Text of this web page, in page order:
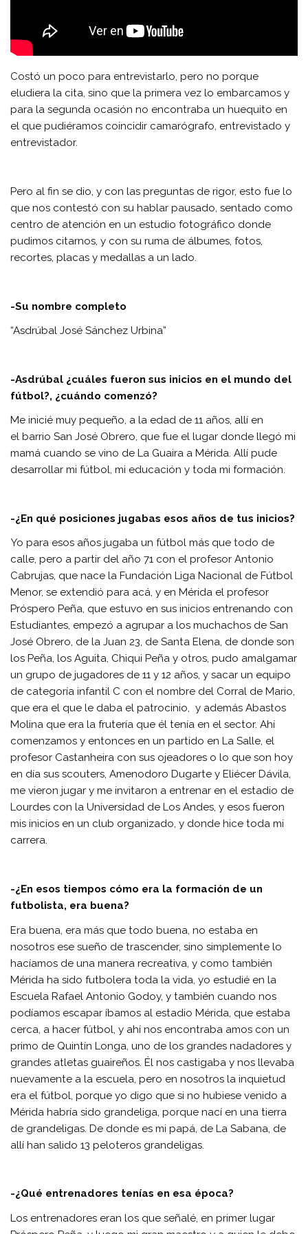
Costó un poco para entrevistarlo, pero no porque
eludiera la cita, sino que la primera vez lo embarcamos y
para la segunda ocasión no encontraba un huequito en
el que pudiéramos coincidir camarógrafo, entrevistado y
entrevistador.
Pero al fin se dio, y con las preguntas de rigor, esto fue lo
que nos contestó con su hablar pausado, sentado como
centro de atención en un estudio fotográfico donde
pudimos citarnos, y con su ruma de álbumes, fotos,
recortes, placas y medallas a un lado.
-Su nombre completo
“Asdrúbal José Sánchez Urbina”
-Asdrúbal ¿cuáles fueron sus inicios en el mundo del
fútbol?, ¿cuándo comenzó?
Me inicié muy pequeño, a la edad de 11 años, allí en
el barrio San José Obrero, que fue el lugar donde llegó mi
mamá cuando se vino de La Guaira a Mérida. Allí pude
desarrollar mi fútbol, mi educación y toda mi formación.
-¿En qué posiciones jugabas esos años de tus inicios?
Yo para esos años jugaba un fútbol más que todo de
calle, pero a partir del año 71 con el profesor Antonio
Cabrujas, que nace la Fundación Liga Nacional de Fútbol
Menor, se extendió para acá, y en Mérida el profesor
Próspero Peña, que estuvo en sus inicios entrenando con
Estudiantes, empezó a agrupar a los muchachos de San
José Obrero, de la Juan 23, de Santa Elena, de donde son
los Peña, los Aguita, Chiqui Peña y otros, pudo amalgamar
un grupo de jugadores de 11 y 12 años, y sacar un equipo
de categoría infantil C con el nombre del Corral de Mario,
que era el que le daba el patrocinio, y además Abastos
Molina que era la frutería que él tenía en el sector. Ahí
comenzamos y entonces en un partido en La Salle, el
profesor Castanheira con sus ojeadores o lo que son hoy
en día sus scouters, Amenodoro Dugarte y Eliécer Dávila,
me vieron jugar y me invitaron a entrenar en el estadio de
Lourdes con la Universidad de Los Andes, y esos fueron
mis inicios en un club organizado, y donde hice toda mi
carrera.
-¿En esos tiempos cómo era la formación de un
futbolista, era buena?
Era buena, era más que todo buena, no estaba en
nosotros ese sueño de trascender, sino simplemente lo
hacíamos de una manera recreativa, y como también
Mérida ha sido futbolera toda la vida, yo estudié en la
Escuela Rafael Antonio Godoy, y también cuando nos
podíamos escapar íbamos al estadio Mérida, que estaba
cerca, a hacer fútbol, y ahí nos encontraba amos con un
primo de Quintín Longa, uno de los grandes nadadores y
grandes atletas guaireños. Él nos castigaba y nos llevaba
nuevamente a la escuela, pero en nosotros la inquietud
era el fútbol, porque yo digo que si no hubiese venido a
Mérida habría sido grandeliga, porque nací en una tierra
de grandeligas. De donde es mi papá, de La Sabana, de
allí han salido 13 peloteros grandeligas.
-¿Qué entrenadores tenías en esa época?
Los entrenadores eran los que señalé, en primer lugar